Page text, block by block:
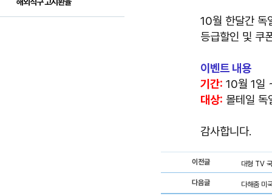
10월 한달간 독
등급할인 및 쿠
이벤트 내용
기간: 10월 1일
대상: 몰테일 독
감사합니다.
이전글 대형 TV
다음글 다해줌 미